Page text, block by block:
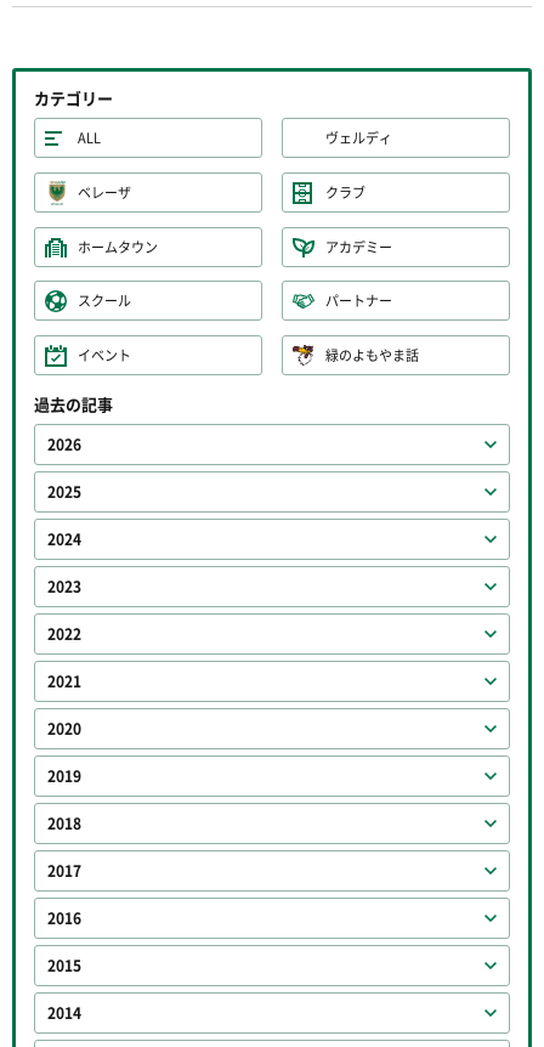
カテゴリー
ALL ヴェルディ
ベレーザ クラブ
ホームタウン アカデミー
スクール パートナー
イベント 緑のよもやま話
過去の記事
2026
2025
2024
2023
2022
2021
2020
2019
2018
2017
2016
2015
2014